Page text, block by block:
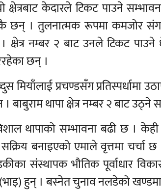
क्षेत्रबाट केदारले टिकट पाउने
छन् । तुलनात्मक रूपमा कमजोर
क्षेत्र नम्बर २ बाट उनले टिकट
छन् ।
मियाँलाई प्रचण्डसँग प्रतिस्पर्धामा
थापा क्षेत्र नम्बर २ बाट उठ्ने
थापाको सम्भावना बढी छ । केही
बनाइएको एमाले वृत्तमा चर्चा
संस्थापक भौतिक पूर्वाधार
हुन् । बस्नेत चुनाव नलडेको